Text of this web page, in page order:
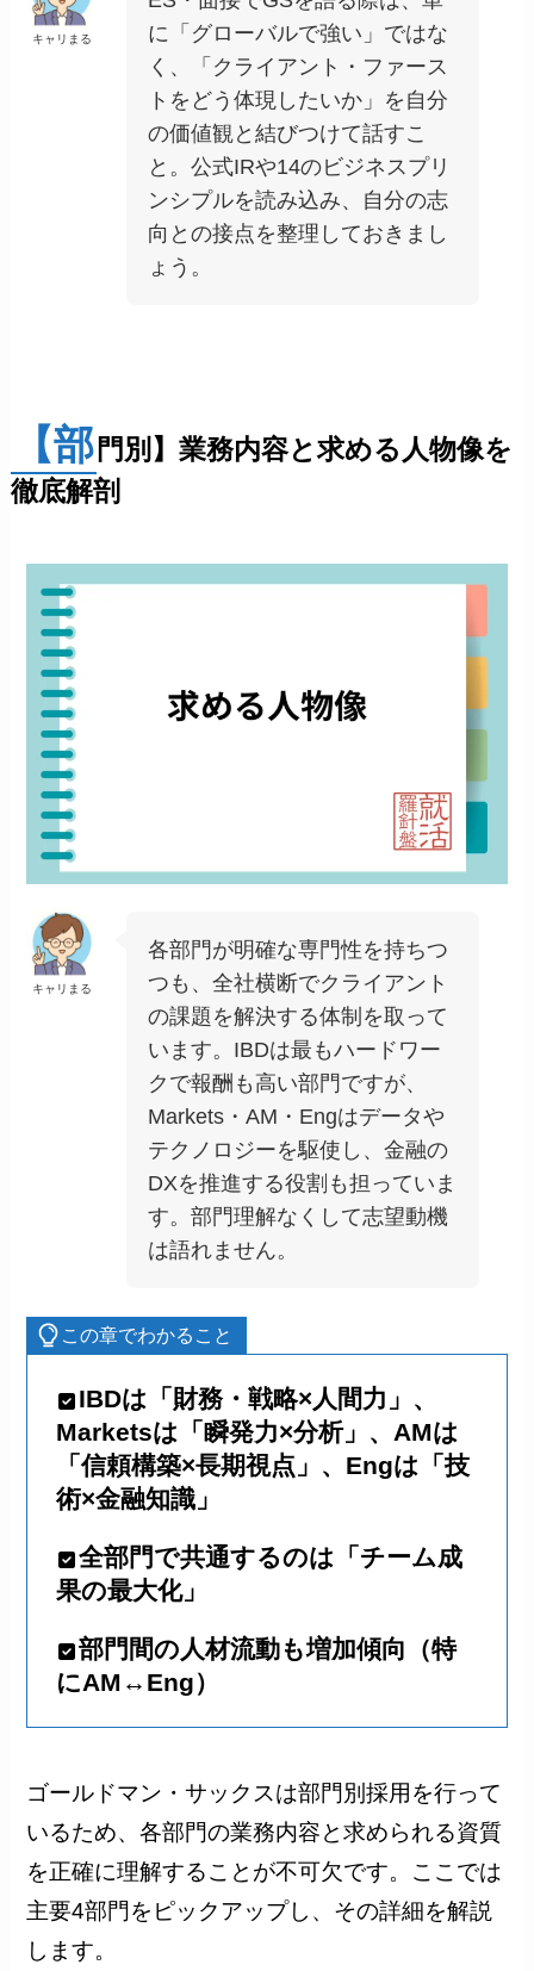
キャリまる
に「グローバルで強い」ではな
く、「クライアント・ファース
トをどう体現したいか」を自分
の価値観と結びつけて話すこ
と。公式IRや14のビジネスプリ
ンシプルを読み込み、自分の志
向との接点を整理しておきまし
ょう。
【部 門別】業務内容と求める人物像を
徹底解剖
キャリまる
各部門が明確な専門性を持ちつ
つも、全社横断でクライアント
の課題を解決する体制を取って
います。IBDは最もハードワー
クで報酬も高い部門ですが、
Markets・AM・Engはデータや
テクノロジーを駆使し、金融の
DXを推進する役割も担っていま
す。部門理解なくして志望動機
は語れません。
この章でわかること
IBDは「財務・戦略×人間力」、
Marketsは「瞬発力×分析」、AMは
「信頼構築×長期視点」、Engは「技
術×金融知識」
全部門で共通するのは「チーム成
果の最大化」
部門間の人材流動も増加傾向（特
にAM↔Eng）
ゴールドマン・サックスは部門別採用を行って
いるため、各部門の業務内容と求められる資質
を正確に理解することが不可欠です。ここでは
主要4部門をピックアップし、その詳細を解説
します。